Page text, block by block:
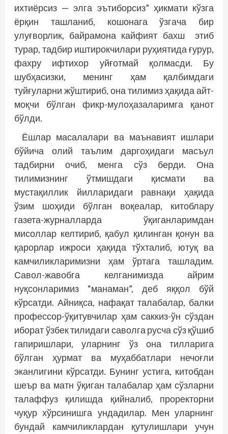
ихтиёрсиз — элга эътиборсиз” ҳикмати кўзга
ёрқин ташланиб, кошонага ўзгача бир
улуғворлик, байрамона кайфият бахш этиб
турар, тадбир иштирокчилари руҳиятида ғурур,
фахру ифтихор уйғотмай қолмасди. Бу
шубҳасизки, менинг ҳам қалбимдаги
туйғуларни жўштириб, она тилимиз ҳақида айт­
моқчи бўлган фикр-мулоҳазаларимга қанот
бўлди.
Ёшлар масалалари ва маънавият ишлари
бўйича олий таълим даргоҳидаги масъул
тадбирни очиб, менга сўз берди. Она
тилимизнинг ўтмишдаги қисмати ва
мустақиллик йилларидаги равнақи ҳақида
ўзим шоҳиди бўлган воқеалар, китоблару
газета-журналларда ўқиганларимдан
мисоллар келтириб, қабул қилинган қонун ва
қарорлар ижроси ҳақида тўхталиб, ютуқ ва
камчиликларимизни ҳам ўртага ташладим.
Савол-жавобга келганимизда айрим
нуқсонларимиз “манаман”, деб яққол бўй
кўрсатди. Айниқса, нафақат талабалар, балки
профессор-ўқитувчилар ҳам саккиз-ўн сўздан
иборат ўзбек тилидаги саволга русча сўз қўшиб
гапиришлари, уларнинг ўз она тилларига
бўлган ҳурмат ва муҳаббатлари нечоғли
эканлигини кўрсатди. Бунинг устига, китобдан
шеър ва матн ўқиган талабалар ҳам сўзларни
талаффуз қилишда қийналиб, проректорни
чуқур хўрсинишга ундадилар. Мен уларнинг
бундай камчиликлардан қутулишлари учун